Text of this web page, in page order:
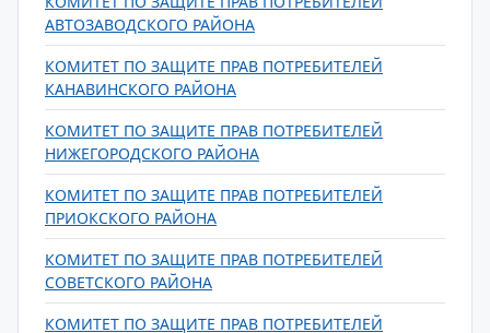
АВТОЗАВОДСКОГО РАЙОНА
КОМИТЕТ ПО ЗАЩИТЕ ПРАВ ПОТРЕБИТЕЛЕЙ
КАНАВИНСКОГО РАЙОНА
КОМИТЕТ ПО ЗАЩИТЕ ПРАВ ПОТРЕБИТЕЛЕЙ
НИЖЕГОРОДСКОГО РАЙОНА
КОМИТЕТ ПО ЗАЩИТЕ ПРАВ ПОТРЕБИТЕЛЕЙ
ПРИОКСКОГО РАЙОНА
КОМИТЕТ ПО ЗАЩИТЕ ПРАВ ПОТРЕБИТЕЛЕЙ
СОВЕТСКОГО РАЙОНА
КОМИТЕТ ПО ЗАЩИТЕ ПРАВ ПОТРЕБИТЕЛЕЙ